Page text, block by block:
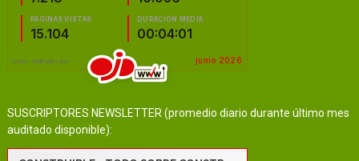
SUSCRIPTORES NEWSLETTER (promedio diario durante último mes
auditado disponible):